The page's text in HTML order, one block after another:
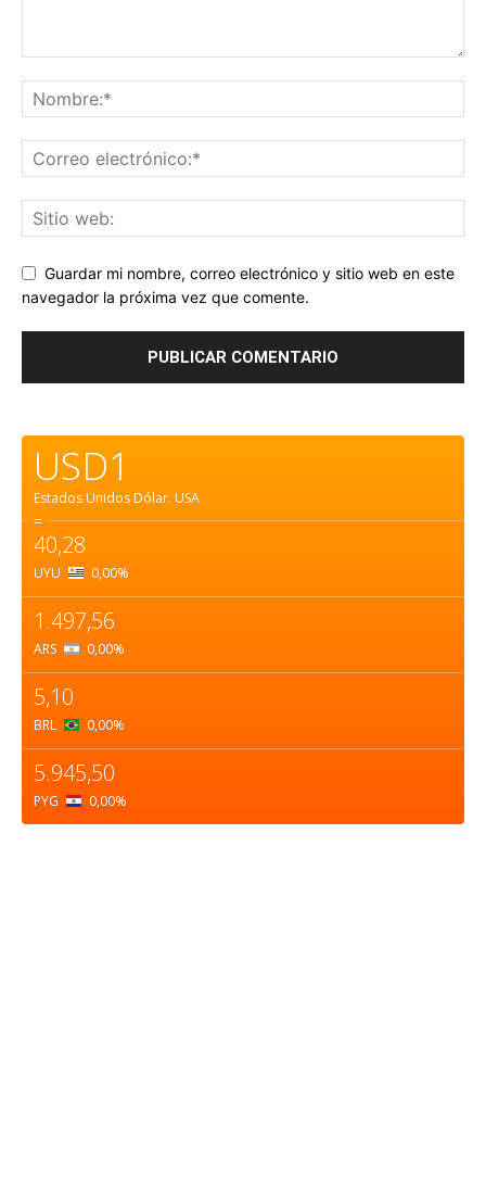
Guardar mi nombre, correo electrónico y sitio web en este
navegador la próxima vez que comente.
USD1
Estados Unidos Dólar. USA
=
40,28
UYU 0,00%
1.497,56
ARS 0,00%
5,10
BRL 0,00%
5.945,50
PYG 0,00%